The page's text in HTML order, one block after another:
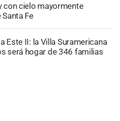
con cielo mayormente
Fe
Este II: la Villa Suramericana
será hogar de 346 familias